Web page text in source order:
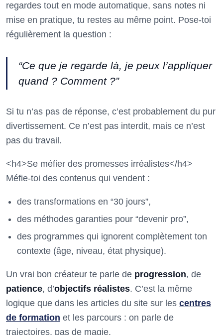
regardes tout en mode automatique, sans notes ni
mise en pratique, tu restes au même point. Pose-toi
régulièrement la question :
“Ce que je regarde là, je peux l’appliquer
quand ? Comment ?”
Si tu n’as pas de réponse, c’est probablement du pur
divertissement. Ce n’est pas interdit, mais ce n’est
pas du travail.
<h4>Se méfier des promesses irréalistes</h4>
Méfie-toi des contenus qui vendent :
des transformations en “30 jours”,
des méthodes garanties pour “devenir pro”,
des programmes qui ignorent complètement ton
contexte (âge, niveau, état physique).
Un vrai bon créateur te parle de progression, de
patience, d’objectifs réalistes. C’est la même
logique que dans les articles du site sur les centres
de formation et les parcours : on parle de
trajectoires, pas de magie.